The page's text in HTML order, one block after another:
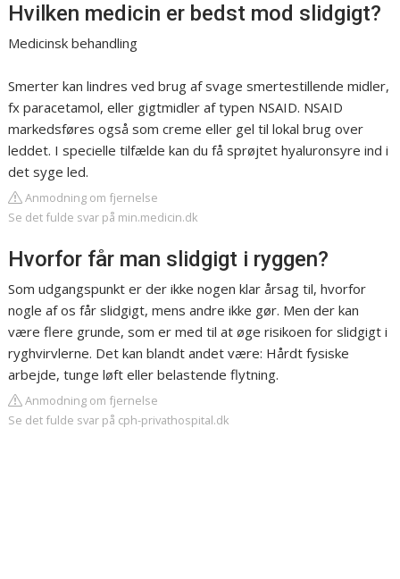
Hvilken medicin er bedst mod slidgigt?
Medicinsk behandling
Smerter kan lindres ved brug af svage smertestillende midler,
fx paracetamol, eller gigtmidler af typen NSAID. NSAID
markedsføres også som creme eller gel til lokal brug over
leddet. I specielle tilfælde kan du få sprøjtet hyaluronsyre ind i
det syge led.
Anmodning om fjernelse
Se det fulde svar på min.medicin.dk
Hvorfor får man slidgigt i ryggen?
Som udgangspunkt er der ikke nogen klar årsag til, hvorfor
nogle af os får slidgigt, mens andre ikke gør. Men der kan
være flere grunde, som er med til at øge risikoen for slidgigt i
ryghvirvlerne. Det kan blandt andet være: Hårdt fysiske
arbejde, tunge løft eller belastende flytning.
Anmodning om fjernelse
Se det fulde svar på cph-privathospital.dk